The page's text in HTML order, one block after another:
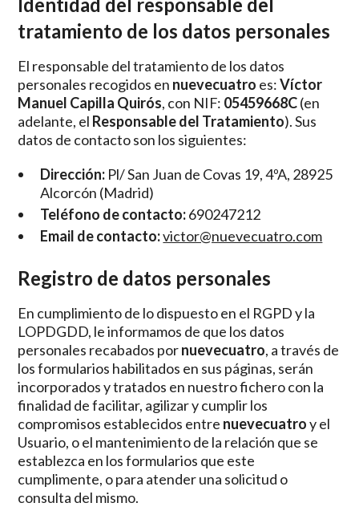
tratamiento de los datos personales
El responsable del tratamiento de los datos
personales recogidos en nuevecuatro es:Víctor
Manuel Capilla Quirós, con NIF: 05459668C(en
adelante, el Responsable del Tratamiento). Sus
datos de contacto son los siguientes:
Dirección: Pl/ San Juan de Covas 19, 4ºA, 28925
Alcorcón (Madrid)
Teléfono de contacto:690247212
Email de contacto:victor@nuevecuatro.com
Registro de datos personales
En cumplimiento de lo dispuesto en el RGPD y la
LOPDGDD, le informamos de que los datos
personales recabados pornuevecuatro, a través de
los formularios habilitados en sus páginas, serán
incorporados y tratados en nuestro fichero con la
finalidad de facilitar, agilizar y cumplir los
compromisos establecidos entre nuevecuatroy el
Usuario, o el mantenimiento de la relación que se
establezca en los formularios que este
cumplimente, o para atender una solicitud o
consulta del mismo.